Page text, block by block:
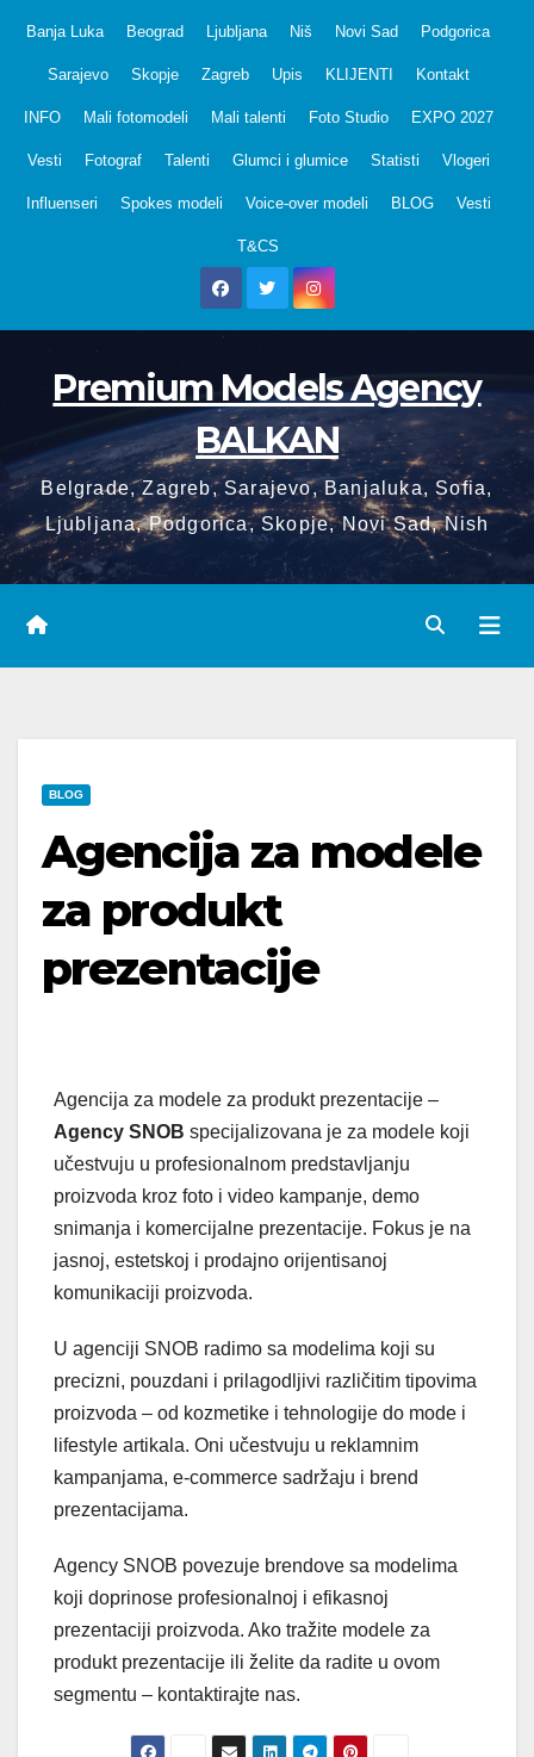
Banja Luka Beograd Ljubljana Niš Novi Sad Podgorica
Sarajevo Skopje Zagreb Upis KLIJENTI Kontakt
INFO Mali fotomodeli Mali talenti Foto Studio EXPO 2027
Vesti Fotograf Talenti Glumci i glumice Statisti Vlogeri
Influenseri Spokes modeli Voice-over modeli BLOG Vesti
T&CS
Premium Models Agency
BALKAN
Belgrade, Zagreb, Sarajevo, Banjaluka, Sofia,
Ljubljana, Podgorica, Skopje, Novi Sad, Nish
BLOG
Agencija za modele
za produkt
prezentacije
Agencija za modele za produkt prezentacije –
Agency SNOB specijalizovana je za modele koji
učestvuju u profesionalnom predstavljanju
proizvoda kroz foto i video kampanje, demo
snimanja i komercijalne prezentacije. Fokus je na
jasnoj, estetskoj i prodajno orijentisanoj
komunikaciji proizvoda.
U agenciji SNOB radimo sa modelima koji su
precizni, pouzdani i prilagodljivi različitim tipovima
proizvoda – od kozmetike i tehnologije do mode i
lifestyle artikala. Oni učestvuju u reklamnim
kampanjama, e-commerce sadržaju i brend
prezentacijama.
Agency SNOB povezuje brendove sa modelima
koji doprinose profesionalnoj i efikasnoj
prezentaciji proizvoda. Ako tražite modele za
produkt prezentacije ili želite da radite u ovom
segmentu – kontaktirajte nas.